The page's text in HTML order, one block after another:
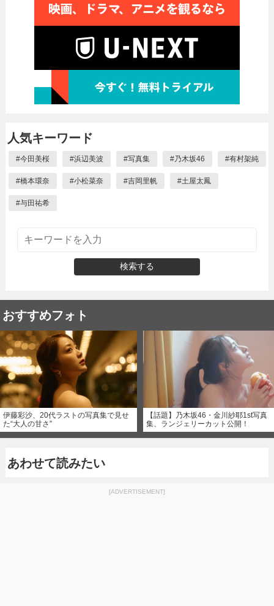
人気キーワード
#今田美桜 #浜辺美波 #写真集 #乃木坂46 #有村架純
#橋本環奈 #小松菜奈 #吉岡里帆 #土屋太鳳
#与田祐希
検索する
おすすめフォト
伊藤彩沙、20代ラストの写真集で見せ
た“大人の甘さ”
【話題】乃木坂46・金川紗耶1st写真
集、ランジェリーカット公開！
あわせて読みたい
[ADVERTISEMENT]